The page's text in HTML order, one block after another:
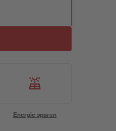
Energie sparen